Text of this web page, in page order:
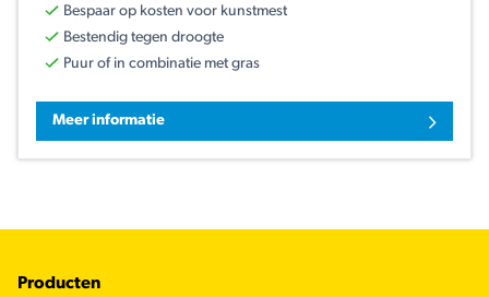
Bespaar op kosten voor kunstmest
Bestendig tegen droogte
Puur of in combinatie met gras
Meer informatie
Footer
Producten